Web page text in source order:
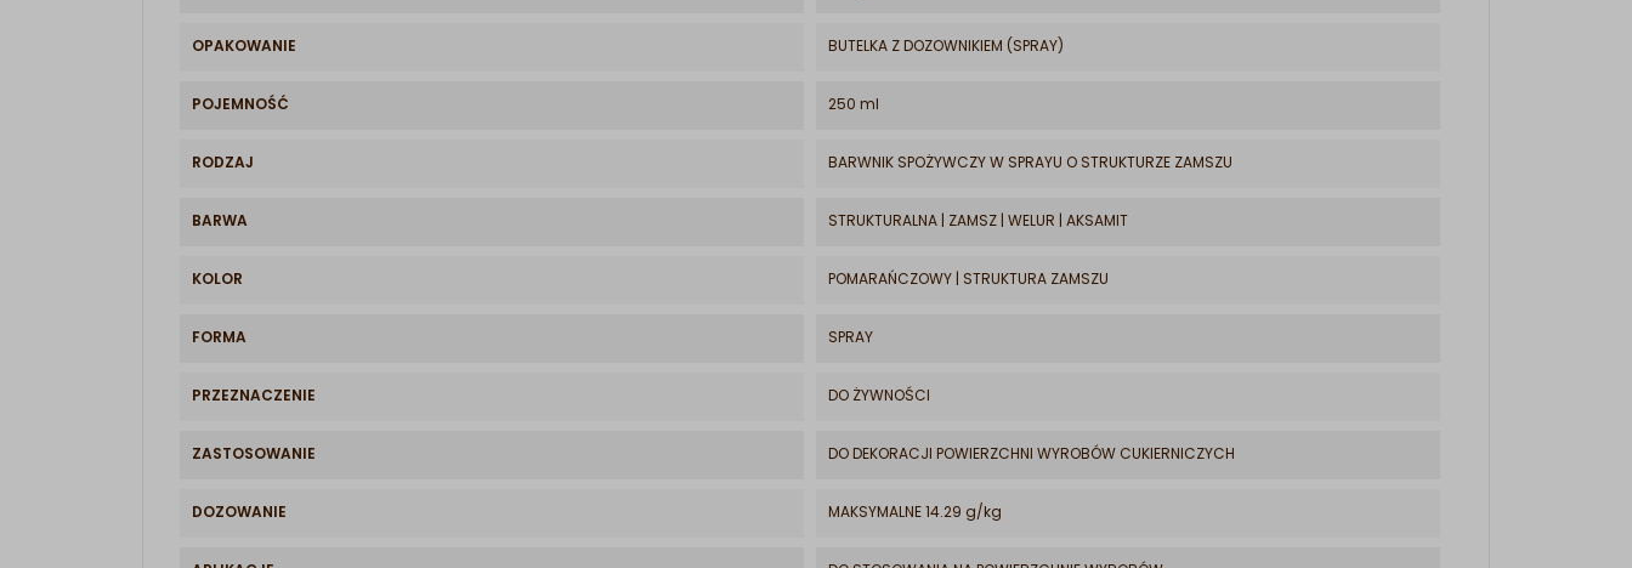
OPAKOWANIE BUTELKA Z DOZOWNIKIEM (SPRAY)
POJEMNOŚĆ 250 ml
RODZAJ BARWNIK SPOŻYWCZY W SPRAYU O STRUKTURZE ZAMSZU
BARWA STRUKTURALNA | ZAMSZ | WELUR | AKSAMIT
KOLOR POMARAŃCZOWY | STRUKTURA ZAMSZU
FORMA SPRAY
PRZEZNACZENIE DO ŻYWNOŚCI
ZASTOSOWANIE DO DEKORACJI POWIERZCHNI WYROBÓW CUKIERNICZYCH
DOZOWANIE MAKSYMALNE 14.29 g/kg